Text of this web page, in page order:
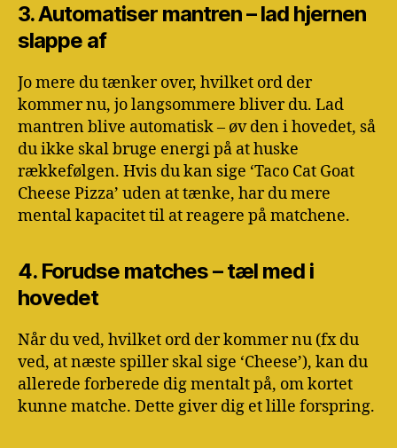
3. Automatiser mantren – lad hjernen
slappe af
Jo mere du tænker over, hvilket ord der
kommer nu, jo langsommere bliver du. Lad
mantren blive automatisk – øv den i hovedet, så
du ikke skal bruge energi på at huske
rækkefølgen. Hvis du kan sige ‘Taco Cat Goat
Cheese Pizza’ uden at tænke, har du mere
mental kapacitet til at reagere på matchene.
4. Forudse matches – tæl med i
hovedet
Når du ved, hvilket ord der kommer nu (fx du
ved, at næste spiller skal sige ‘Cheese’), kan du
allerede forberede dig mentalt på, om kortet
kunne matche. Dette giver dig et lille forspring.